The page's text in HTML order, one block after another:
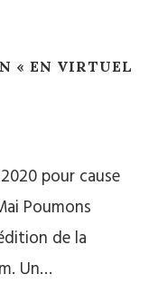
« EN VIRTUEL
pour cause
Poumons
de la
Un…